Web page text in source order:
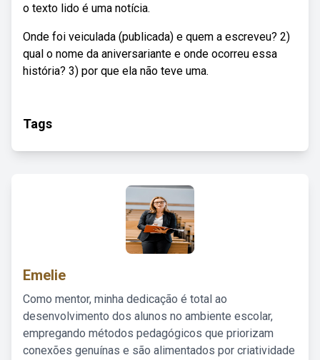
o texto lido é uma notícia.
Onde foi veiculada (publicada) e quem a escreveu? 2)
qual o nome da aniversariante e onde ocorreu essa
história? 3) por que ela não teve uma.
Tags
Emelie
Como mentor, minha dedicação é total ao
desenvolvimento dos alunos no ambiente escolar,
empregando métodos pedagógicos que priorizam
conexões genuínas e são alimentados por criatividade